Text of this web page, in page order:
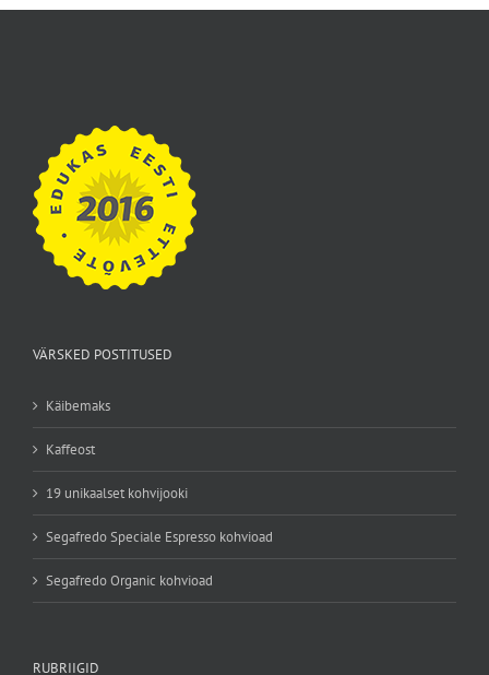
VÄRSKED POSTITUSED
Käibemaks
Kaffeost
19 unikaalset kohvijooki
Segafredo Speciale Espresso kohvioad
Segafredo Organic kohvioad
RUBRIIGID